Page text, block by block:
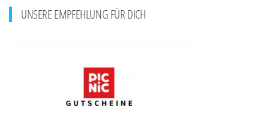
UNSERE EMPFEHLUNG FÜR DICH